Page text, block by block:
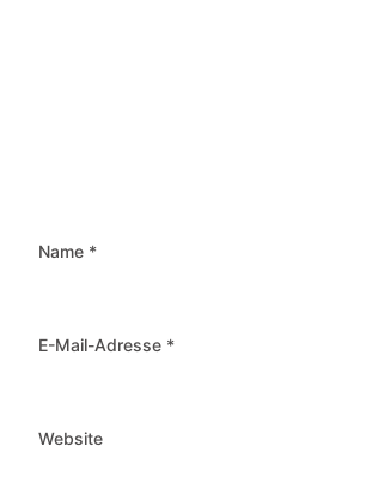
Name *
E-Mail-Adresse *
Website